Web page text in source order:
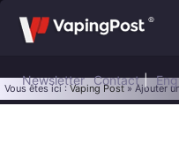
Newsletter Contact |
Vous êtes ici :Vaping Post» Ajouter